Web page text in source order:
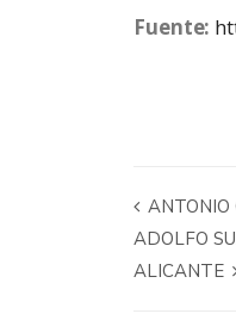
Fuente:
ANTONIO
ADOLFO
ALICANTE